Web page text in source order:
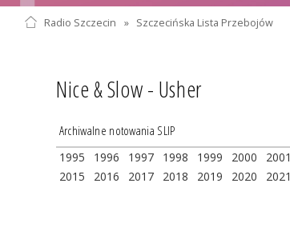
Radio Szczecin » Szczecińska Lista Przebojów
Nice & Slow - Usher
Archiwalne notowania SLIP
1995 1996 1997 1998 1999 2000 2001
2015
2016 2017 2018 2019 2020 2021